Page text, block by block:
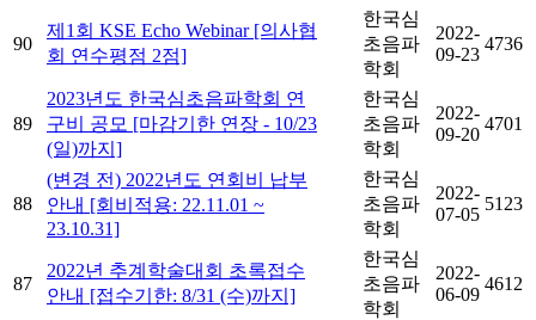
90
제1회 KSE Echo Webinar [의사협
회 연수평점 2점]
한국심
초음파
학회
2022-
09-23
4736
89
2023년도 한국심초음파학회 연
구비 공모 [마감기한 연장 - 10/23
(일)까지]
한국심
초음파
학회
2022-
09-20
4701
88
(변경 전) 2022년도 연회비 납부
안내 [회비적용: 22.11.01 ~
23.10.31]
한국심
초음파
학회
2022-
07-05
5123
87
2022년 추계학술대회 초록접수
안내 [접수기한: 8/31 (수)까지]
한국심
초음파
학회
2022-
06-09
4612